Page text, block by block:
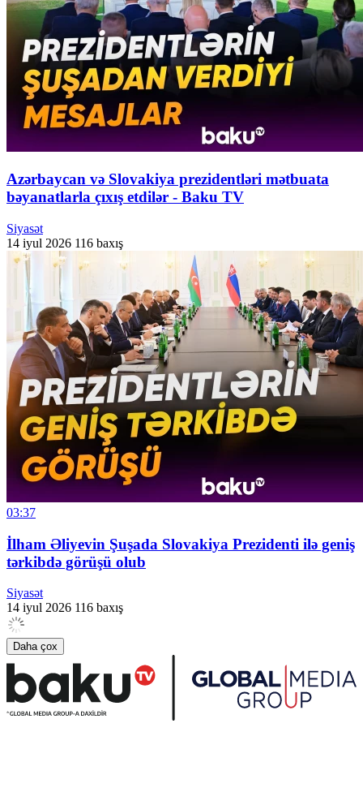
Azərbaycan və Slovakiya prezidentləri mətbuata
bəyanatlarla çıxış etdilər - Baku TV
Siyasət
14 iyul 2026 116 baxış
03:37
İlham Əliyevin Şuşada Slovakiya Prezidenti ilə geniş
tərkibdə görüşü olub
Siyasət
14 iyul 2026 116 baxış
Daha çox